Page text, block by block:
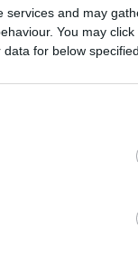
services and may
You may
for below